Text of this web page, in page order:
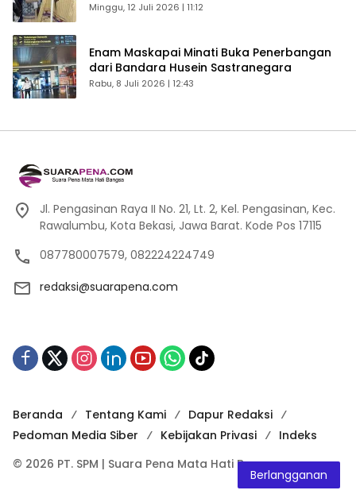
Pengunjung
Minggu, 12 Juli 2026 | 11:12
Enam Maskapai Minati Buka Penerbangan
dari Bandara Husein Sastranegara
Rabu, 8 Juli 2026 | 12:43
Jl. Pengasinan Raya II No. 21, Lt. 2, Kel. Pengasinan, Kec.
Rawalumbu, Kota Bekasi, Jawa Barat. Kode Pos 17115
087780007579, 082224224749
redaksi@suarapena.com
Beranda Tentang Kami
Dapur Redaksi
Pedoman Media Siber
Kebijakan Privasi
Indeks
© 2026 PT. SPM | Suara Pena Mata Hati Bangsa
Berlangganan